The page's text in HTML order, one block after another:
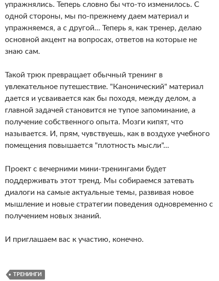
упражнялись. Теперь словно бы что-то изменилось. С
одной стороны, мы по-прежнему даем материал и
упражняемся, а с другой... Теперь я, как тренер, делаю
основной акцент на вопросах, ответов на которые не
знаю сам.
Такой трюк превращает обычный тренинг в
увлекательное путешествие. "Канонический" материал
дается и усваивается как бы походя, между делом, а
главной задачей становится не тупое запоминание, а
получение собственного опыта. Мозги кипят, что
называется. И, прям, чувствуешь, как в воздухе учебного
помещения повышается "плотность мысли"...
Проект с вечерними мини-тренингами будет
поддерживать этот тренд. Мы собираемся затевать
диалоги на самые актуальные темы, развивая новое
мышление и новые стратегии поведения одновременно с
получением новых знаний.
И приглашаем вас к участию, конечно.
ТРЕНИНГИ